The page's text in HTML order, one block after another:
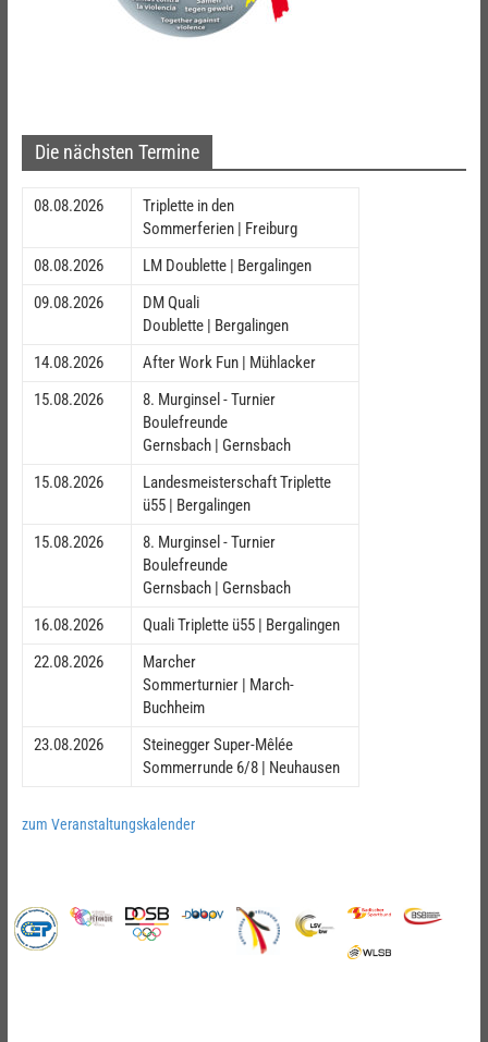
Die nächsten Termine
08.08.2026
Triplette in den
Sommerferien | Freiburg
08.08.2026
LM Doublette | Bergalingen
09.08.2026
DM Quali
Doublette | Bergalingen
14.08.2026
After Work Fun | Mühlacker
15.08.2026
8. Murginsel - Turnier
Boulefreunde
Gernsbach | Gernsbach
15.08.2026
Landesmeisterschaft Triplette
ü55 | Bergalingen
15.08.2026
8. Murginsel - Turnier
Boulefreunde
Gernsbach | Gernsbach
16.08.2026
Quali Triplette ü55 | Bergalingen
22.08.2026
Marcher
Sommerturnier | March-
Buchheim
23.08.2026
Steinegger Super-Mêlée
Sommerrunde 6/8 | Neuhausen
zum Veranstaltungskalender